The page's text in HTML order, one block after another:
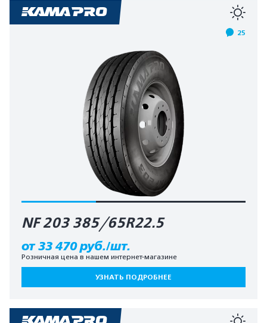
25
NF 203 385/65R22.5
от 33 470 руб./шт.
Розничная цена в нашем интернет-магазине
УЗНАТЬ ПОДРОБНЕЕ